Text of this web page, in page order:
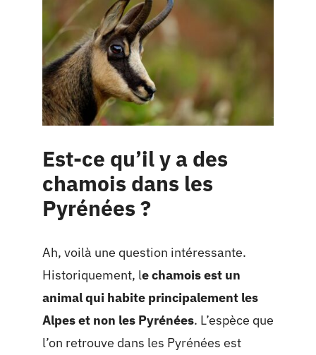
Est-ce qu’il y a des
chamois dans les
Pyrénées ?
Ah, voilà une question intéressante.
Historiquement, le chamois est un
animal qui habite principalement les
Alpes et non les Pyrénées. L’espèce que
l’on retrouve dans les Pyrénées est